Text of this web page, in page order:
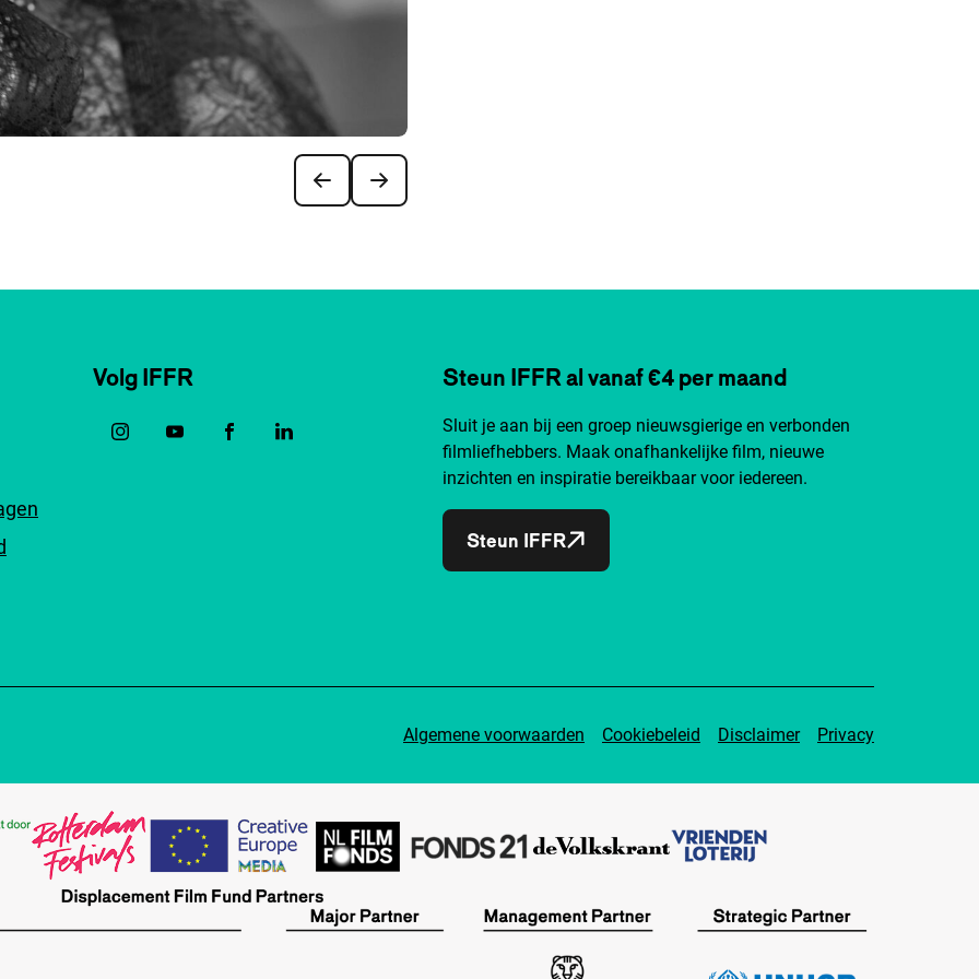
Volg IFFR Steun IFFR al vanaf €4 per maand
Sluit je aan bij een groep nieuwsgierige en verbonden
filmliefhebbers. Maak onafhankelijke film, nieuwe
inzichten en inspiratie bereikbaar voor iedereen.
Steun IFFR
Algemene voorwaarden Cookiebeleid Disclaimer Privacy